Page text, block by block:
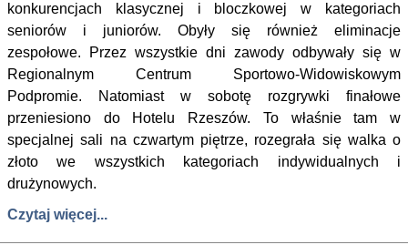
konkurencjach klasycznej i bloczkowej w kategoriach
seniorów i juniorów. Obyły się również eliminacje
zespołowe. Przez wszystkie dni zawody odbywały się w
Regionalnym Centrum Sportowo-Widowiskowym
Podpromie. Natomiast w sobotę rozgrywki finałowe
przeniesiono do Hotelu Rzeszów. To właśnie tam w
specjalnej sali na czwartym piętrze, rozegrała się walka o
złoto we wszystkich kategoriach indywidualnych i
drużynowych.
Czytaj więcej...